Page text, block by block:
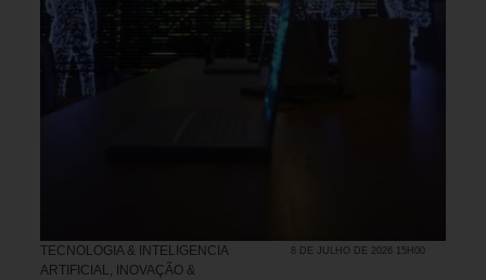
TECNOLOGIA & INTELIGENCIA
ARTIFICIAL,
INOVAÇÃO &
8 DE JULHO DE 2026 15H00